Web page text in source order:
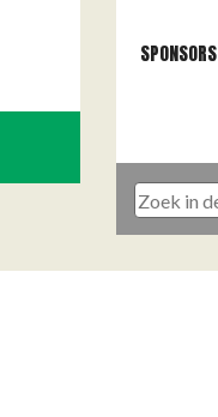
SPONSORS